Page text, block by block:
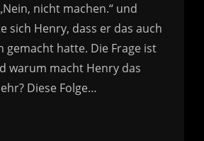
nicht machen.“ und
sich Henry, dass er das auch
gemacht hatte. Die Frage ist
warum macht Henry das
Diese Folge…